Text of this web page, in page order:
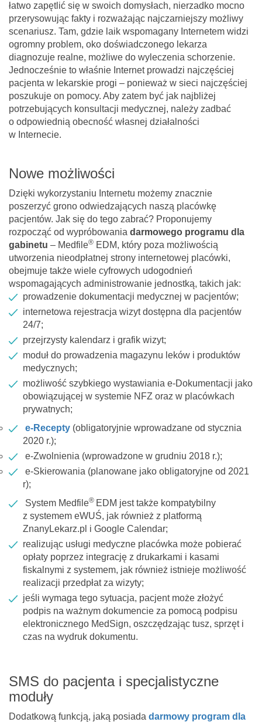
łatwo zapętlić się w swoich domysłach, nierzadko mocno
przerysowując fakty i rozważając najczarniejszy możliwy
scenariusz. Tam, gdzie laik wspomagany Internetem widzi
ogromny problem, oko doświadczonego lekarza
diagnozuje realne, możliwe do wyleczenia schorzenie.
Jednocześnie to właśnie Internet prowadzi najczęściej
pacjenta w lekarskie progi – ponieważ w sieci najczęściej
poszukuje on pomocy. Aby zatem być jak najbliżej
potrzebujących konsultacji medycznej, należy zadbać
o odpowiednią obecność własnej działalności
w Internecie.
Nowe możliwości
Dzięki wykorzystaniu Internetu możemy znacznie
poszerzyć grono odwiedzających naszą placówkę
pacjentów. Jak się do tego zabrać? Proponujemy
rozpocząć od wypróbowania darmowego programu dla
gabinetu – Medfile® EDM, który poza możliwością
utworzenia nieodpłatnej strony internetowej placówki,
obejmuje także wiele cyfrowych udogodnień
wspomagających administrowanie jednostką, takich jak:
prowadzenie dokumentacji medycznej w pacjentów;
internetowa rejestracja wizyt dostępna dla pacjentów
24/7;
przejrzysty kalendarz i grafik wizyt;
moduł do prowadzenia magazynu leków i produktów
medycznych;
możliwość szybkiego wystawiania e-Dokumentacji jako
obowiązującej w systemie NFZ oraz w placówkach
prywatnych;
e-Recepty (obligatoryjnie wprowadzane od stycznia
2020 r.);
e-Zwolnienia (wprowadzone w grudniu 2018 r.);
e-Skierowania (planowane jako obligatoryjne od 2021
r);
System Medfile® EDM jest także kompatybilny
z systemem eWUŚ, jak również z platformą
ZnanyLekarz.pl i Google Calendar;
realizując usługi medyczne placówka może pobierać
opłaty poprzez integrację z drukarkami i kasami
fiskalnymi z systemem, jak również istnieje możliwość
realizacji przedpłat za wizyty;
jeśli wymaga tego sytuacja, pacjent może złożyć
podpis na ważnym dokumencie za pomocą podpisu
elektronicznego MedSign, oszczędzając tusz, sprzęt i
czas na wydruk dokumentu.
SMS do pacjenta i specjalistyczne
moduły
Dodatkową funkcją, jaką posiada darmowy program dla